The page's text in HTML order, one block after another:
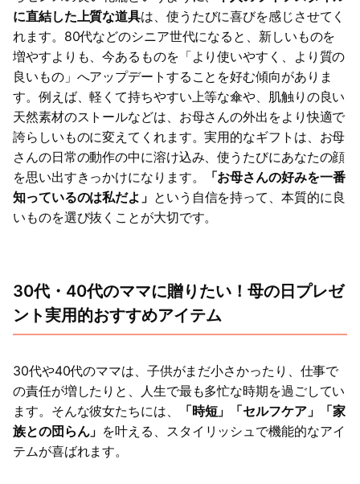
に直結した上質な道具は、使うたびに喜びを感じさせてく
れます。80代などのシニア世代になると、新しいものを
増やすよりも、今あるものを「より使いやすく、より質の
良いもの」へアップデートすることを好む傾向がありま
す。例えば、軽くて持ちやすい上等な傘や、肌触りの良い
天然素材のストールなどは、お母さんの外出をより快適で
誇らしいものに変えてくれます。実用的なギフトは、お母
さんの日常の動作の中に溶け込み、使うたびにあなたの顔
を思い出すきっかけになります。
「お母さんの好みを一番
知っているのは私だよ」 という自信を持って、本質的に良
いものを選び抜くことが大切です。
30代・40代のママに贈りたい！母の日プレゼ
ント実用的おすすめアイテム
30代や40代のママは、子供がまだ小さかったり、仕事で
の責任が増したりと、人生で最も多忙な時期を過ごしてい
ます。そんな彼女たちには、
「時短」「セルフケア」「家
族との団らん」 を叶える、スタイリッシュで機能的なアイ
テムが喜ばれます。